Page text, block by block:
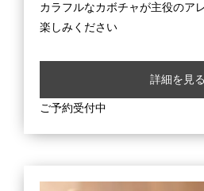
カラフルなカボチャが主役のア
楽しみください
詳細を見る
ご予約受付中